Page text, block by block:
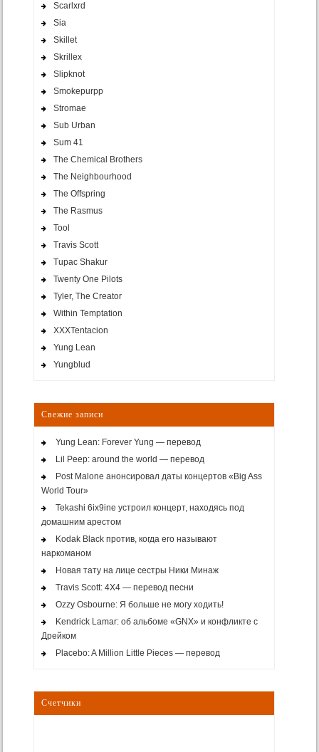
Scarlxrd
Sia
Skillet
Skrillex
Slipknot
Smokepurpp
Stromae
Sub Urban
Sum 41
The Chemical Brothers
The Neighbourhood
The Offspring
The Rasmus
Tool
Travis Scott
Tupac Shakur
Twenty One Pilots
Tyler, The Creator
Within Temptation
XXXTentacion
Yung Lean
Yungblud
Свежие записи
Yung Lean: Forever Yung — перевод
Lil Peep: around the world — перевод
Post Malone анонсировал даты концертов «Big Ass
World Tour»
Tekashi 6ix9ine устроил концерт, находясь под
домашним арестом
Kodak Black против, когда его называют
наркоманом
Новая тату на лице сестры Ники Минаж
Travis Scott: 4X4 — перевод песни
Ozzy Osbourne: Я больше не могу ходить!
Kendrick Lamar: об альбоме «GNX» и конфликте с
Дрейком
Placebo: A Million Little Pieces — перевод
Счетчики